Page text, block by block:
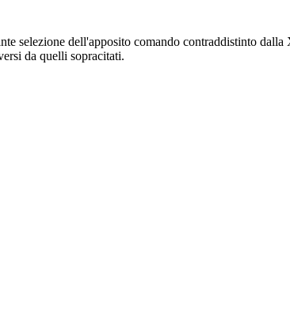
selezione dell'apposito comando contraddistinto
da quelli sopracitati.